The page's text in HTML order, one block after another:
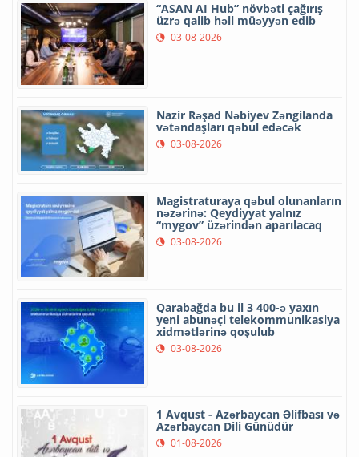
“ASAN AI Hub” növbəti çağırış
üzrə qalib həll müəyyən edib
03-08-2026
Nazir Rəşad Nəbiyev Zəngilanda
vətəndaşları qəbul edəcək
03-08-2026
Magistraturaya qəbul olunanların
nəzərinə: Qeydiyyat yalnız
“mygov” üzərindən aparılacaq
03-08-2026
Qarabağda bu il 3 400-ə yaxın
yeni abunəçi telekommunikasiya
xidmətlərinə qoşulub
03-08-2026
1 Avqust - Azərbaycan Əlifbası və
Azərbaycan Dili Günüdür
01-08-2026